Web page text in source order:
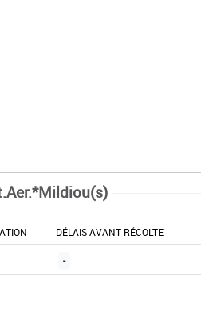
DÉLAIS AVANT RÉCOLTE
-